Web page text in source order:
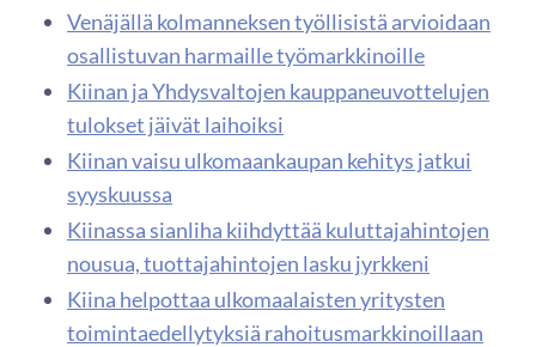
Venäjällä kolmanneksen työllisistä arvioidaan
osallistuvan harmaille työmarkkinoille
Kiinan ja Yhdysvaltojen kauppaneuvottelujen
tulokset jäivät laihoiksi
Kiinan vaisu ulkomaankaupan kehitys jatkui
syyskuussa
Kiinassa sianliha kiihdyttää kuluttajahintojen
nousua, tuottajahintojen lasku jyrkkeni
Kiina helpottaa ulkomaalaisten yritysten
toimintaedellytyksiä rahoitusmarkkinoillaan